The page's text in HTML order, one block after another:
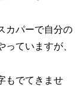
カパーで自分の
っていますが、
もでてきませ